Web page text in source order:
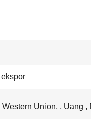
Western Union, , Uang ,